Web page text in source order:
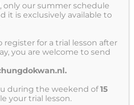
opslaan in deze browser voor de
een reactie plaats.
only our summer schedule
it is exclusively available to
register for a trial lesson after
you are welcome to send
during the weekend of15
your trial lesson.